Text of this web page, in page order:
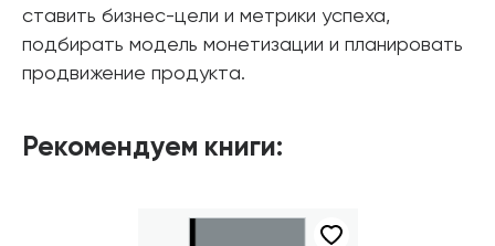
ставить бизнес-цели и метрики успеха,
подбирать модель монетизации и планировать
продвижение продукта.
Рекомендуем книги: